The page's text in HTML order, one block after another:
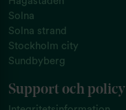
Solna
Solna strand
Stockholm city
Sundbyberg
Support och policy